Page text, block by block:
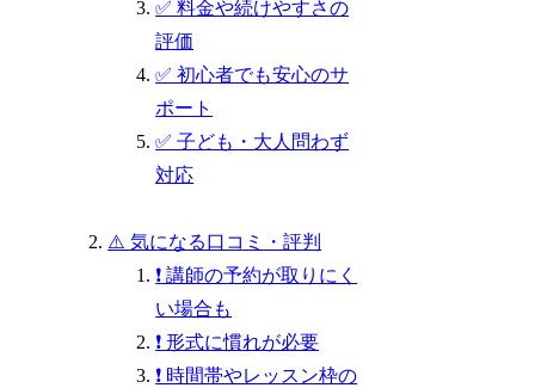
✅ 料金や続けやすさの
評価
✅ 初心者でも安心のサ
ポート
✅ 子ども・大人問わず
対応
⚠️ 気になる口コミ・評判
❗ 講師の予約が取りにく
い場合も
❗ 形式に慣れが必要
❗ 時間帯やレッスン枠の